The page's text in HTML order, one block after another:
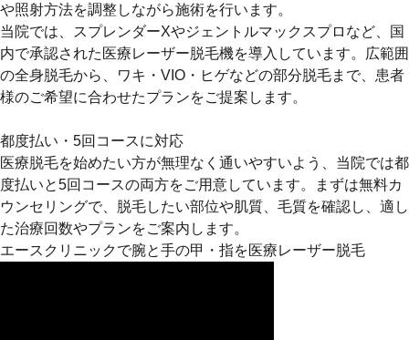
や照射方法を調整しながら施術を行います。
当院では、スプレンダーXやジェントルマックスプロなど、国
内で承認された医療レーザー脱毛機を導入しています。広範囲
の全身脱毛から、ワキ・VIO・ヒゲなどの部分脱毛まで、患者
様のご希望に合わせたプランをご提案します。
都度払い・5回コースに対応
医療脱毛を始めたい方が無理なく通いやすいよう、当院では都
度払いと5回コースの両方をご用意しています。まずは無料カ
ウンセリングで、脱毛したい部位や肌質、毛質を確認し、適し
た治療回数やプランをご案内します。
エースクリニックで腕と手の甲・指を医療レーザー脱毛